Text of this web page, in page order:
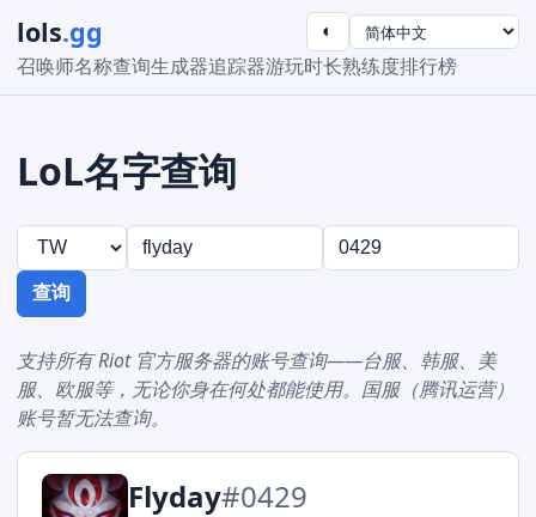
lols.gg
召唤师名称查询生成器追踪器游玩时长熟练度排行榜
◐
LoL名字查询
查询
支持所有 Riot 官方服务器的账号查询——台服、韩服、美
服、欧服等，无论你身在何处都能使用。国服（腾讯运营）
账号暂无法查询。
Flyday#0429